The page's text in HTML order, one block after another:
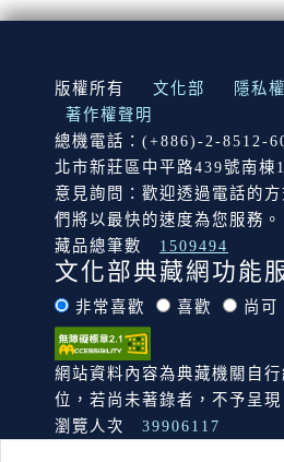
:::
版權所有 文化部
隱私
著作權聲明
總機電話：(+886)-2-8512-
北市新莊區中平路439號南棟
意見詢問：歡迎透過電話的
們將以最快的速度為您服務。
藏品總筆數
1509494
文化部典藏網功能
非常喜歡 喜歡 尚可
網站資料內容為典藏機關自
位，若尚未著錄者，不予呈現
瀏覽人次
39906117